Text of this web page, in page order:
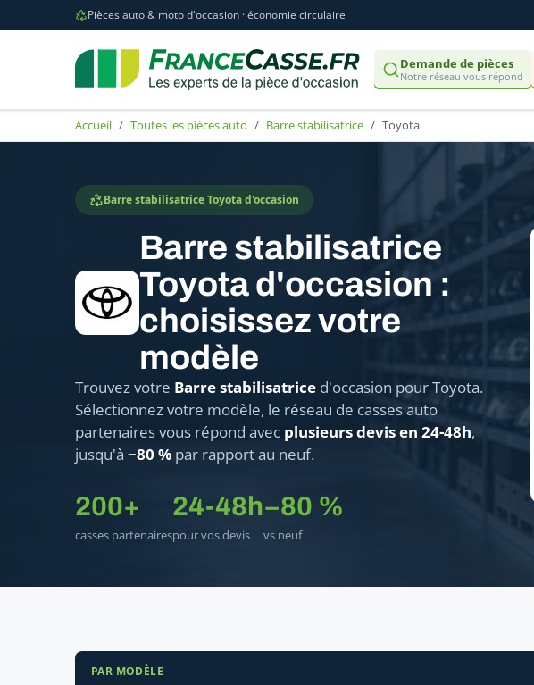
Pièces auto & moto d'occasion · économie circulaire
Demande de pièces
Notre réseau vous répond
Accueil Toutes les pièces auto Barre stabilisatrice Toyota
Barre stabilisatrice Toyota d'occasion
Barre stabilisatrice
Toyota d'occasion :
choisissez votre
modèle
Trouvez votre Barre stabilisatrice d'occasion pour Toyota.
Sélectionnez votre modèle, le réseau de casses auto
partenaires vous répond avec plusieurs devis en 24-48h,
jusqu'à −80 % par rapport au neuf.
200+
casses partenaires
24-48h
pour vos devis
−80 %
vs neuf
PAR MODÈLE